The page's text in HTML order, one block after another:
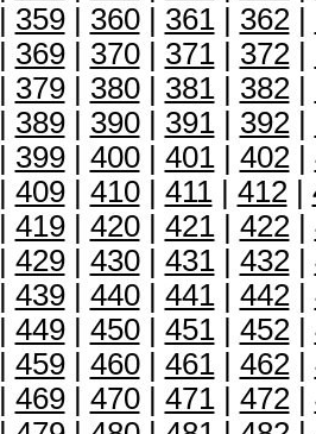
359| 360| 361| 362|
369| 370| 371| 372|
379| 380| 381| 382|
389| 390| 391| 392|
399| 400| 401| 402|
409| 410| 411| 412|
419| 420| 421| 422|
429| 430| 431| 432|
439| 440| 441| 442|
449| 450| 451| 452|
459| 460| 461| 462|
469| 470| 471| 472|